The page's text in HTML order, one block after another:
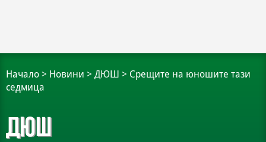
Начало > Новини > ДЮШ > Срещите на юношите тази
седмица
ДЮШ